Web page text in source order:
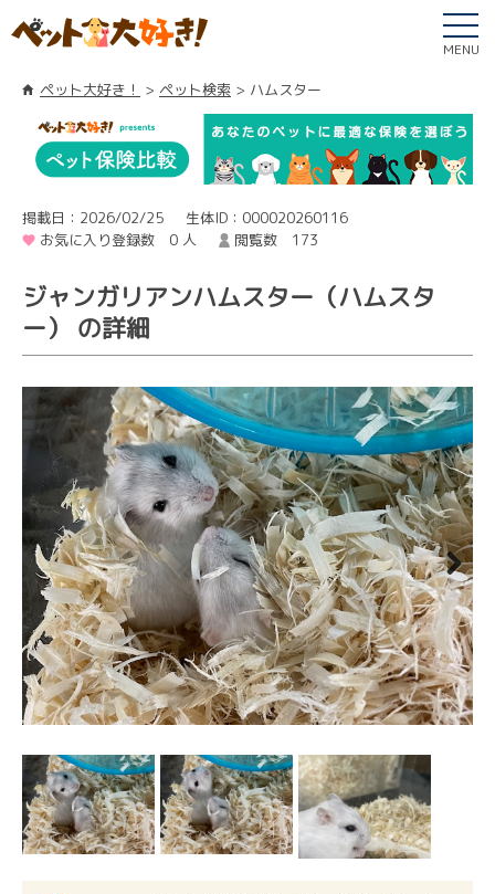
MENU
ペット大好き！ ペット検索 ハムスター
掲載日：2026/02/25
生体ID：000020260116
お気に入り登録数 0 人
閲覧数 173
ジャンガリアンハムスター（ハムスタ
ー） の詳細
Next